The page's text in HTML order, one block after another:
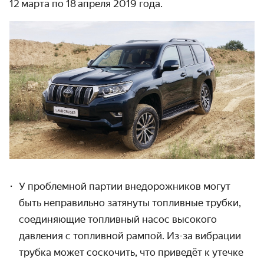
12 марта по 18 апреля 2019 года.
У проблемной партии внедорожников могут
быть неправильно затянуты топливные трубки,
соединяющие топливный насос высокого
давления с топливной рампой. Из-за вибрации
трубка может соскочить, что приведёт к утечке